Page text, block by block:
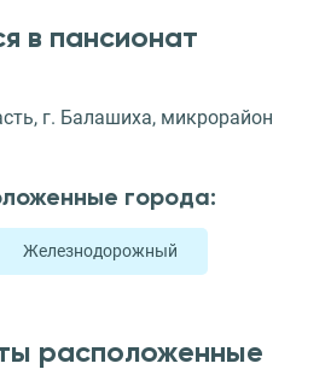
в пансионат
г. Балашиха, микрорайон
города:
Железнодорожный
расположенные